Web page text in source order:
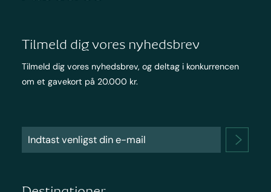
Tilmeld dig vores nyhedsbrev
Tilmeld dig vores nyhedsbrev, og deltag i konkurrencen
om et gavekort på 20.000 kr.